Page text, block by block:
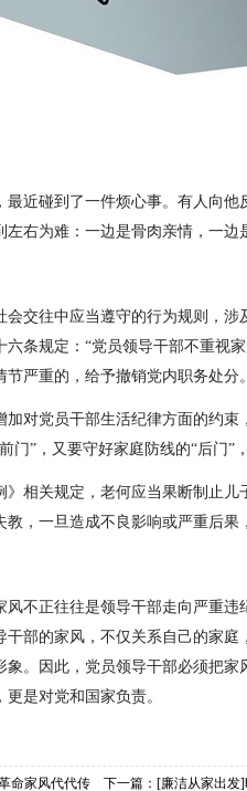
近碰到了一件烦心事。有人向
左右为难：一边是骨肉亲情，一边
交往中应当遵守的行为规则，
六条规定：“党员领导干部不重
严重的，给予撤销党内职务处分
加对党员干部生活纪律方面的约
门”，又要守好家庭防线的“后门”
》相关规定，老何应当果断制止
，一旦造成不良影响或严重后果
不正往往是领导干部走向严重
部的家风，不仅关系自己的家
。因此，党员领导干部必须把
是对党和国家负责。
命家风代代传 下一篇： [廉洁从家出发]